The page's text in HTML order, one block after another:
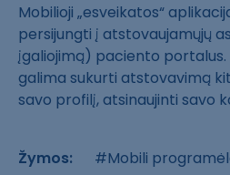
Mobilioji „esveikatos“
persijungti į atstovaujamųjų
įgaliojimą) paciento
galima sukurti atstovavimą
savo profilį, atsinaujinti savo
Žymos: #Mobili